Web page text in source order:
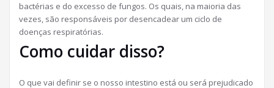
bactérias e do excesso de fungos. Os quais, na maioria das
vezes, são responsáveis por desencadear um ciclo de
doenças respiratórias.
Como cuidar disso?
O que vai definir se o nosso intestino está ou será prejudicado